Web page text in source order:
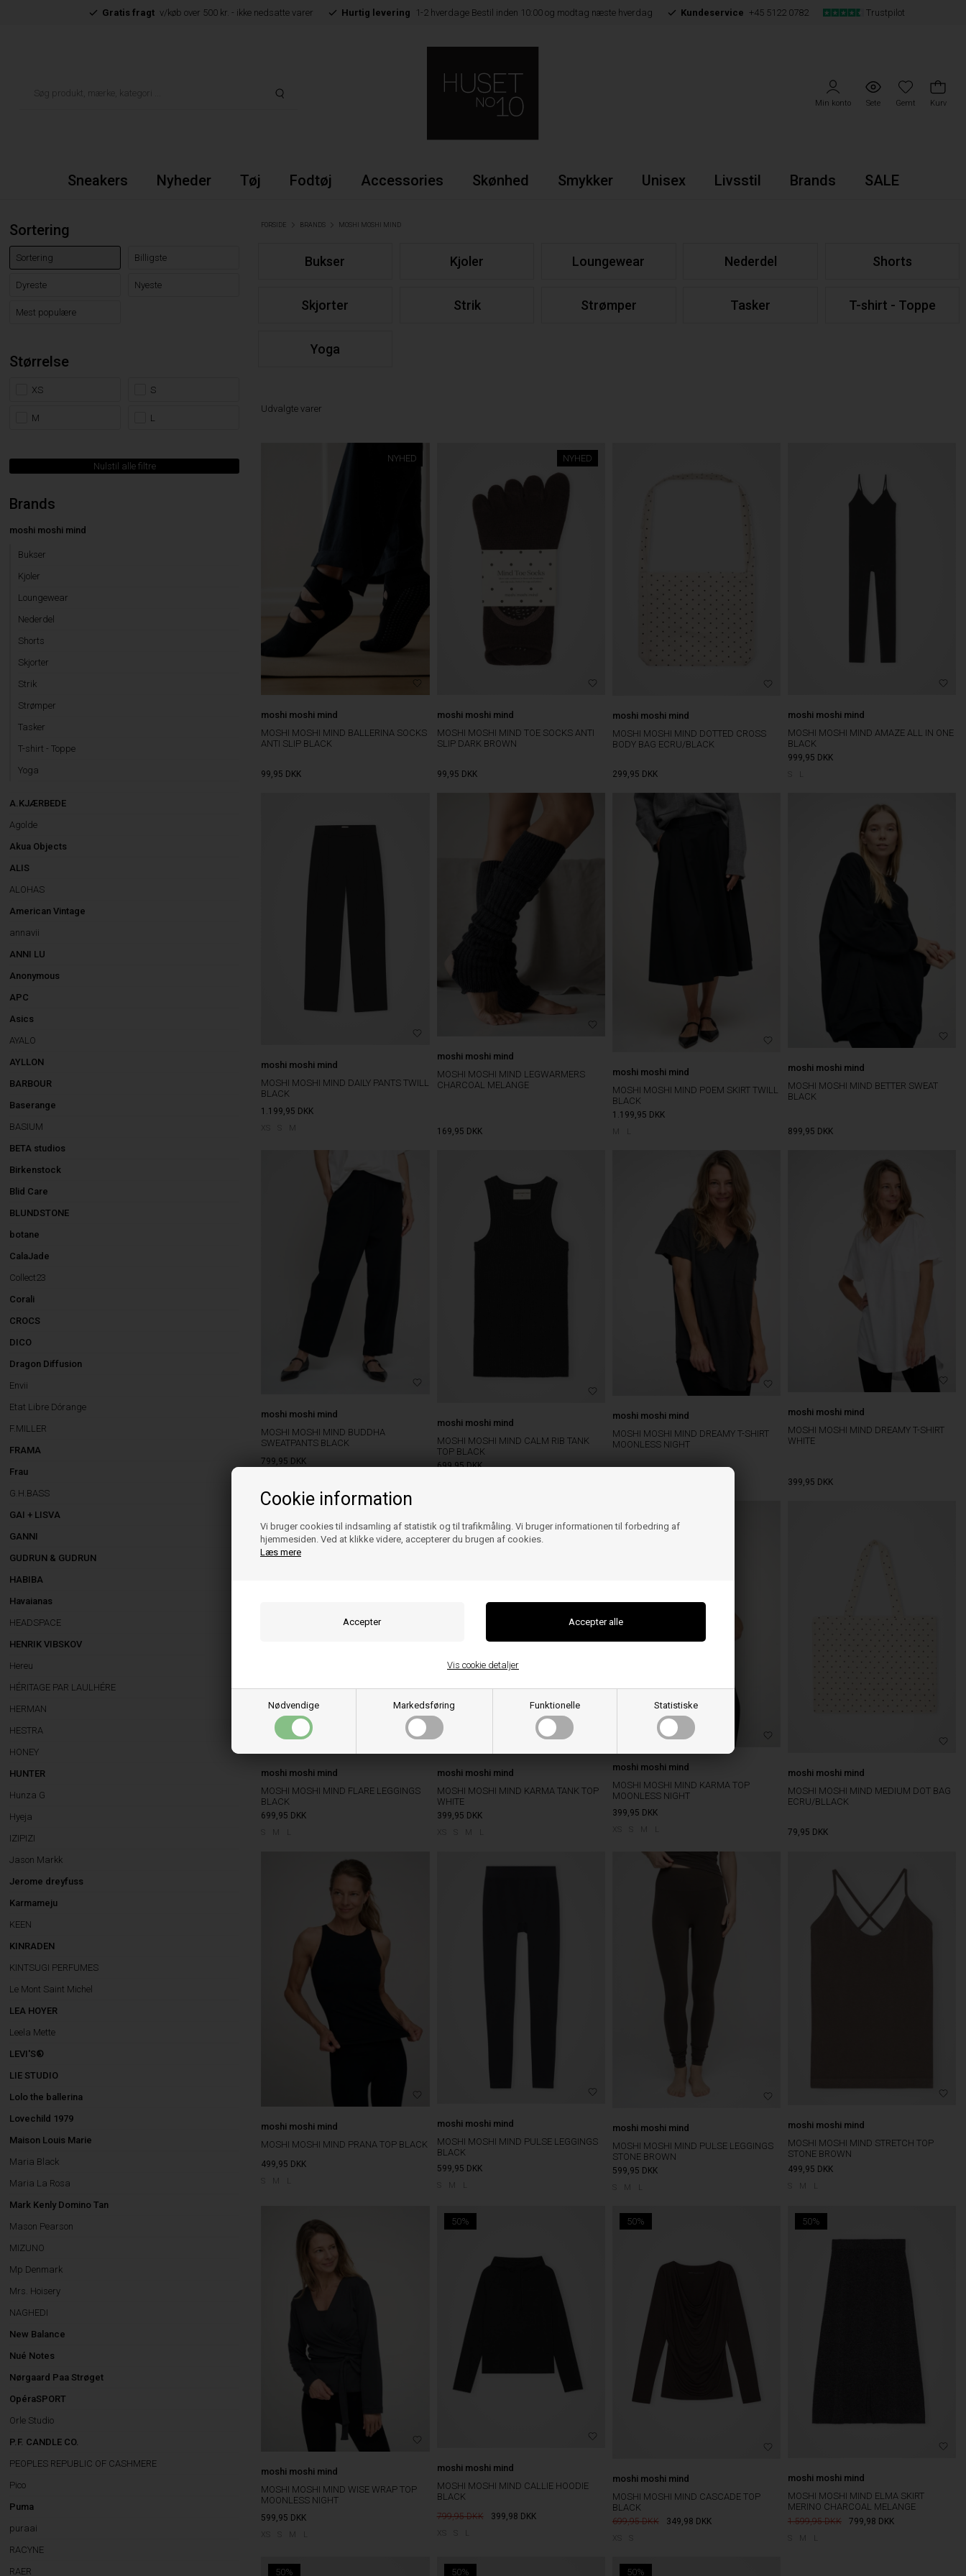
Cookie information
Vi bruger cookies til indsamling af statistik og til trafikmåling. Vi bruger informationen til forbedring af
hjemmesiden. Ved at klikke videre, accepterer du brugen af cookies.
Læs mere
Nødvendige Markedsføring Funktionelle Statistiske
Vis cookie detaljer
Gratis fragt v/køb over 500 kr. - ikke nedsatte varer Hurtig levering 1-2 hverdage Bestil inden 10:00 og modtag næste hverdag Kundeservice +45 5122 0782 Trustpilot
Min konto Sete Gemt Kurv
Sneakers Nyheder Tøj Fodtøj Accessories Skønhed Smykker Unisex Livsstil Brands SALE
Sortering
Sortering Billigste
Dyreste Nyeste
Mest populære
Størrelse
XS S
M L
Nulstil alle filtre
Brands
moshi moshi mind
Bukser
Kjoler
Loungewear
Nederdel
Shorts
Skjorter
Strik
Strømper
Tasker
T-shirt - Toppe
Yoga
A.KJÆRBEDE
Agolde
Akua Objects
ALIS
ALOHAS
American Vintage
annavii
ANNI LU
Anonymous
APC
Asics
AYALO
AYLLON
BARBOUR
Baserange
BASIUM
BETA studios
Birkenstock
Blid Care
BLUNDSTONE
botane
CalaJade
Collect23
Corali
CROCS
DICO
Dragon Diffusion
Envii
Etat Libre Dórange
F.MILLER
FRAMA
Frau
G.H.BASS
GAI + LISVA
GANNI
GUDRUN & GUDRUN
HABIBA
Havaianas
HEADSPACE
HENRIK VIBSKOV
Hereu
HÉRITAGE PAR LAULHÉRE
HERMAN
HESTRA
HONEY
HUNTER
Hunza G
Hyeja
IZIPIZI
Jason Markk
Jerome dreyfuss
Karmameju
KEEN
KINRADEN
KINTSUGI PERFUMES
Le Mont Saint Michel
LEA HOYER
Leela Mette
LEVI'S®
LIE STUDIO
Lolo the ballerina
Lovechild 1979
Maison Louis Marie
Maria Black
Maria La Rosa
Mark Kenly Domino Tan
Mason Pearson
MIZUNO
Mp Denmark
Mrs. Hoisery
NAGHEDI
New Balance
Nué Notes
Nørgaard Paa Strøget
OpéraSPORT
Orle Studio
P.F. CANDLE CO.
PEOPLES REPUBLIC OF CASHMERE
Pico
Puma
puraai
RACYNE
RAER
FORSIDE BRANDS MOSHI MOSHI MIND
Bukser Kjoler Loungewear Nederdel Shorts
Skjorter Strik Strømper Tasker T-shirt - Toppe
Yoga
Udvalgte varer
NYHED
moshi moshi mind
MOSHI MOSHI MIND BALLERINA SOCKS
ANTI SLIP BLACK
99,95 DKK
NYHED
moshi moshi mind
MOSHI MOSHI MIND TOE SOCKS ANTI
SLIP DARK BROWN
99,95 DKK
moshi moshi mind
MOSHI MOSHI MIND DOTTED CROSS
BODY BAG ECRU/BLACK
299,95 DKK
moshi moshi mind
MOSHI MOSHI MIND AMAZE ALL IN ONE
BLACK
999,95 DKK
L
moshi moshi mind
MOSHI MOSHI MIND DAILY PANTS TWILL
BLACK
1.199,95 DKK
XS M
moshi moshi mind
MOSHI MOSHI MIND LEGWARMERS
CHARCOAL MELANGE
169,95 DKK
moshi moshi mind
MOSHI MOSHI MIND POEM SKIRT TWILL
BLACK
1.199,95 DKK
M L
moshi moshi mind
MOSHI MOSHI MIND BETTER SWEAT
BLACK
899,95 DKK
moshi moshi mind
MOSHI MOSHI MIND BUDDHA
SWEATPANTS BLACK
799,95 DKK
moshi moshi mind
MOSHI MOSHI MIND CALM RIB TANK
TOP BLACK
699,95 DKK
moshi moshi mind
MOSHI MOSHI MIND DREAMY T-SHIRT
MOONLESS NIGHT
moshi moshi mind
MOSHI MOSHI MIND DREAMY T-SHIRT
WHITE
399,95 DKK
moshi moshi mind
MOSHI MOSHI MIND FLARE LEGGINGS
BLACK
699,95 DKK
moshi moshi mind
MOSHI MOSHI MIND KARMA TANK TOP
WHITE
399,95 DKK
XS
moshi moshi mind
MOSHI MOSHI MIND KARMA TOP
MOONLESS NIGHT
399,95 DKK
XS M L
moshi moshi mind
MOSHI MOSHI MIND MEDIUM DOT BAG
ECRU/BLLACK
79,95 DKK
moshi moshi mind
MOSHI MOSHI MIND PRANA TOP BLACK
499,95 DKK
moshi moshi mind
MOSHI MOSHI MIND PULSE LEGGINGS
BLACK
599,95 DKK
M L
moshi moshi mind
MOSHI MOSHI MIND PULSE LEGGINGS
STONE BROWN
599,95 DKK
M L
moshi moshi mind
MOSHI MOSHI MIND STRETCH TOP
STONE BROWN
499,95 DKK
M L
moshi moshi mind
MOSHI MOSHI MIND WISE WRAP TOP
MOONLESS NIGHT
599,95 DKK
XS
50%
moshi moshi mind
MOSHI MOSHI MIND CALLIE HOODIE
BLACK
799,95 399,98 DKK
XS
50%
moshi moshi mind
MOSHI MOSHI MIND CASCADE TOP
BLACK
699,95 349,98 DKK
XS
50%
moshi moshi mind
MOSHI MOSHI MIND ELMA SKIRT
MERINO CHARCOAL MELANGE
1.599,95 799,98 DKK
M
50% 50% 50%